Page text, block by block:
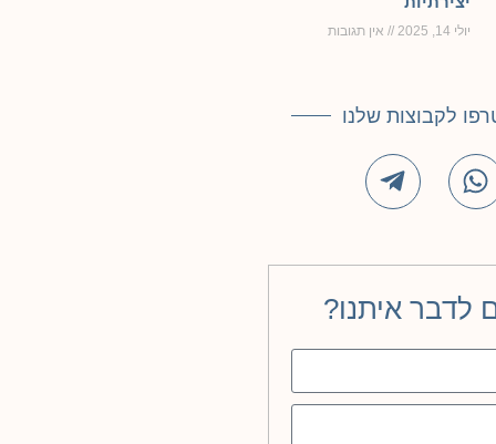
יולי 14, 2025 אין תגובות
לקבוצות שלנו
לדבר איתנו?